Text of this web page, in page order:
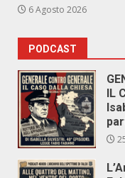
6 Agosto 2026
PODCAST
IL